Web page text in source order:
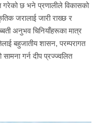
गरेको छ भने प्रणालीले विकासको
जरालाई जारी राख्छ र
अनुभव चिनियाँहरूका मात्र
बहुजातीय शासन, परम्परागत
गर्न दीप प्रज्ज्वलित